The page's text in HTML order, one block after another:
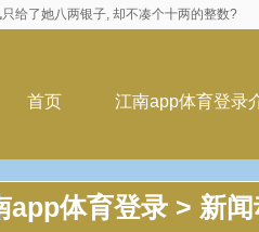
给了她八两银子, 却不凑个十两的整数?
首页 江南app体育登录
app体育登录> 新